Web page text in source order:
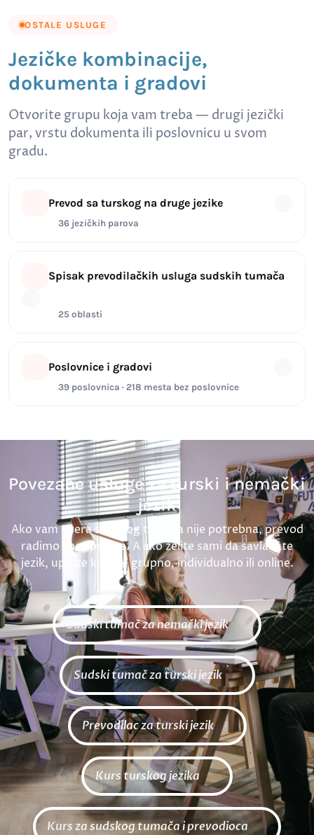
OSTALE USLUGE
Jezičke kombinacije,
dokumenta i gradovi
Otvorite grupu koja vam treba — drugi jezički
par, vrstu dokumenta ili poslovnicu u svom
gradu.
Prevod sa turskog na druge jezike
36 jezičkih parova
Spisak prevodilačkih usluga sudskih tumača
25 oblasti
Poslovnice i gradovi
39 poslovnica · 218 mesta bez poslovnice
Povezane usluge za turski i nemački
jezik
Ako vam overa sudskog tumača nije potrebna, prevod
radimo i bez pečata. A ako želite sami da savladate
jezik, upišite kurs — grupno, individualno ili online.
Sudski tumač za nemački jezik
Sudski tumač za turski jezik
Prevodilac za turski jezik
Kurs turskog jezika
Kurs za sudskog tumača i prevodioca